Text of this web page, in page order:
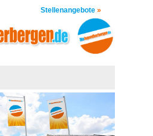
Stellenangebote »